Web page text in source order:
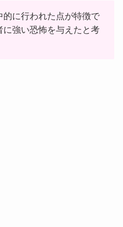
的に行われた点が特徴で
に強い恐怖を与えたと考